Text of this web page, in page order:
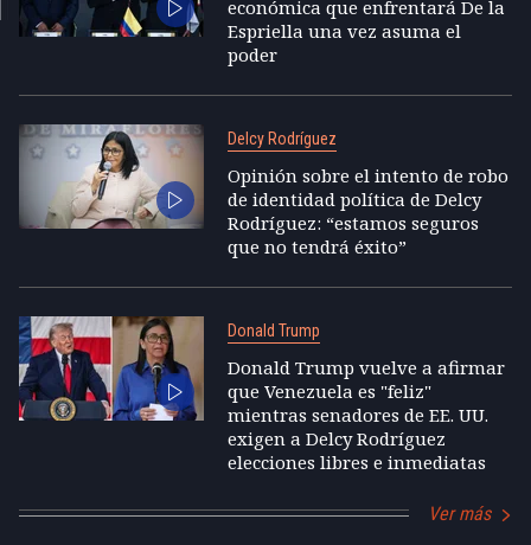
económica que enfrentará De la
Espriella una vez asuma el
poder
Delcy Rodríguez
Opinión sobre el intento de robo
de identidad política de Delcy
Rodríguez: “estamos seguros
que no tendrá éxito”
Donald Trump
Donald Trump vuelve a afirmar
que Venezuela es "feliz"
mientras senadores de EE. UU.
exigen a Delcy Rodríguez
elecciones libres e inmediatas
Ver más